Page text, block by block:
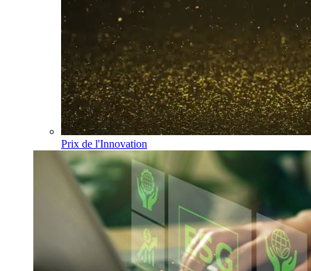
Prix de l'Innovation